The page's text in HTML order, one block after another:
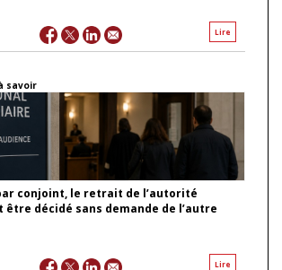
Lire
savoir
conjoint, le retrait de l’autorité
décidé sans demande de l’autre
Lire